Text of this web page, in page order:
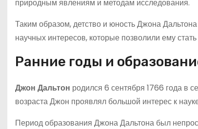
природным явлениям и методам исследования.
Таким образом, детство и юность Джона
научных интересов, которые позволили ему
Ранние годы и
Джон Дальтон родился 6 сентября 1766 года в
возраста Джон проявлял большой интерес к
Период образования Джона Дальтона был